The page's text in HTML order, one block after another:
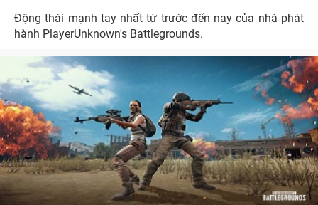
Động thái mạnh tay nhất từ trước đến nay của nhà phát
hành PlayerUnknown's Battlegrounds.